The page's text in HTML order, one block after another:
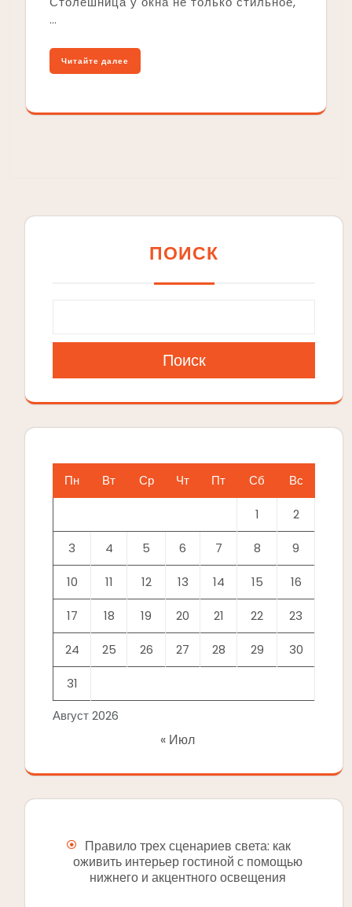
…
Читайте далее
ПОИСК
Поиск
Август 2026
Пн Вт Ср Чт Пт Сб Вс
1 2
3 4 5 6 7 8 9
10 11 12 13 14 15 16
17 18 19 20 21 22 23
24 25 26 27 28 29 30
31
« Июл
Правило трех сценариев света: как
оживить интерьер гостиной с помощью
нижнего и акцентного освещения